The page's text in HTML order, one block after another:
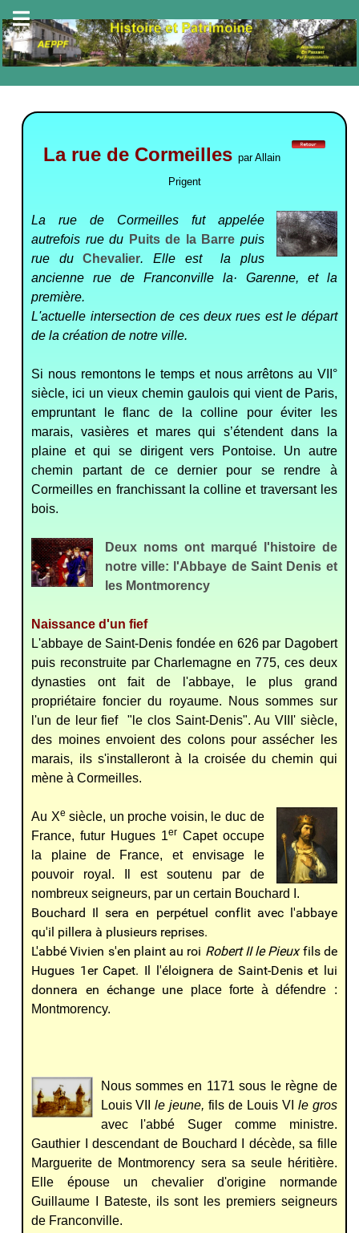
La rue de Cormeilles par Allain
Prigent
La rue de Cormeilles fut appelée
autrefois rue du Puits de la Barre puis
rue duChevalier. Elle est la plus
ancienne rue de Franconville la· Garenne, et la
première.
L'actuelle intersec­tion de ces deux rues est le départ
de la créa­tion de notre ville.
Si nous remontons le temps et nous arrêtons au VII°
siècle, ici un vieux chemin gaulois qui vient de Paris,
empruntant le flanc de la colli­ne pour éviter les
marais, vasières et mares qui s’étendent dans la
plaine et qui se dirigent vers Pontoise. Un autre
chemin partant de ce dernier pour se rendre à
Cormeilles en franchissant la colline et traversant les
bois.
Deux noms ont marqué l'histoire de
notre ville: l'Abbaye de Saint Denis et
les Montmorency
Naissance d'un fief
L'abbaye de Saint-Denis fondée en 626 par Dagobert
puis reconstruite par Charlemagne en 775, ces deux
dynasties ont fait de l'abbaye, le plus grand
propriétaire foncier du royaume. Nous sommes sur
l'un de leur fief "le clos Saint-Denis". Au VIII' siècle,
des moines envoient des colons pour assécher les
marais, ils s'installeront à la croisée du chemin qui
mène à Cormeilles.
Au Xe siècle, un proche voisin, le duc de
France, futur Hugues 1er Capet occupe
la plaine de France, et envisage le
pouvoir royal. Il est soutenu par de
nombreux seigneurs, par un certain Bouchard I.
Bouchard Il sera en perpétuel conflit avec l'abbaye
qu'il pillera à plusieurs reprises.
L'abbé Vivien s'en plaint au roi Robert II le Pieuxfils de
Hugues 1er Capet. Il l'éloignera de Saint-Denis et lui
donnera en échange une
place forte à défendre :
Montmorency.
Nous sommes en 1171 sous le règne de
Louis VII
le jeune,fils de Louis VI le gros
avec l'abbé Suger comme ministre.
Gauthier I descendant de Bouchard I décède, sa fille
Marguerite de Montmorency sera sa seule héritière.
Elle épouse un chevalier d'origine normande
Guillaume I Bateste, ils sont les premiers seigneurs
de Franconville.